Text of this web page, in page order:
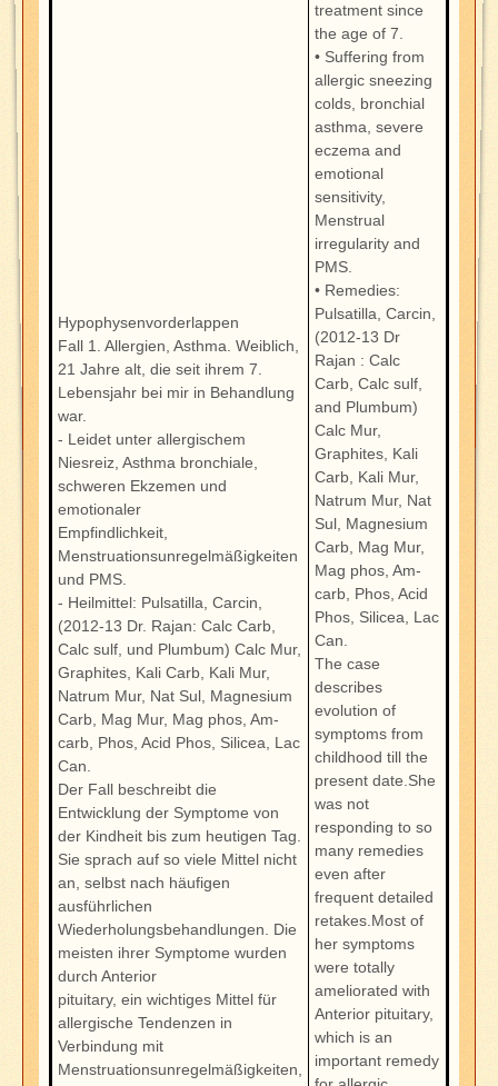
Hypophysenvorderlappen
Fall 1. Allergien, Asthma. Weiblich,
21 Jahre alt, die seit ihrem 7.
Lebensjahr bei mir in Behandlung
war.
- Leidet unter allergischem
Niesreiz, Asthma bronchiale,
schweren Ekzemen und
emotionaler
Empfindlichkeit,
Menstruationsunregelmäßigkeiten
und PMS.
- Heilmittel: Pulsatilla, Carcin,
(2012-13 Dr. Rajan: Calc Carb,
Calc sulf, und Plumbum) Calc Mur,
Graphites, Kali Carb, Kali Mur,
Natrum Mur, Nat Sul, Magnesium
Carb, Mag Mur, Mag phos, Am-
carb, Phos, Acid Phos, Silicea, Lac
Can.
Der Fall beschreibt die
Entwicklung der Symptome von
der Kindheit bis zum heutigen Tag.
Sie sprach auf so viele Mittel nicht
an, selbst nach häufigen
ausführlichen
Wiederholungsbehandlungen. Die
meisten ihrer Symptome wurden
durch Anterior
pituitary, ein wichtiges Mittel für
allergische Tendenzen in
Verbindung mit
Menstruationsunregelmäßigkeiten,
treatment since
the age of 7.
• Suffering from
allergic sneezing
colds, bronchial
asthma, severe
eczema and
emotional
sensitivity,
Menstrual
irregularity and
PMS.
• Remedies:
Pulsatilla, Carcin,
(2012-13 Dr
Rajan : Calc
Carb, Calc sulf,
and Plumbum)
Calc Mur,
Graphites, Kali
Carb, Kali Mur,
Natrum Mur, Nat
Sul, Magnesium
Carb, Mag Mur,
Mag phos, Am-
carb, Phos, Acid
Phos, Silicea, Lac
Can.
The case
describes
evolution of
symptoms from
childhood till the
present date.She
was not
responding to so
many remedies
even after
frequent detailed
retakes.Most of
her symptoms
were totally
ameliorated with
Anterior pituitary,
which is an
important remedy